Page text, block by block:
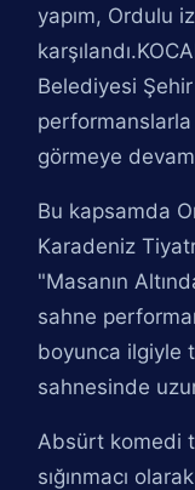
yapım, Ordulu
Belediyesi
görmeye
Bu kapsamda
Karadeniz
"Masanın
sahne
boyunca ilgiyle
sahnesinde
Absürt komedi
sığınmacı